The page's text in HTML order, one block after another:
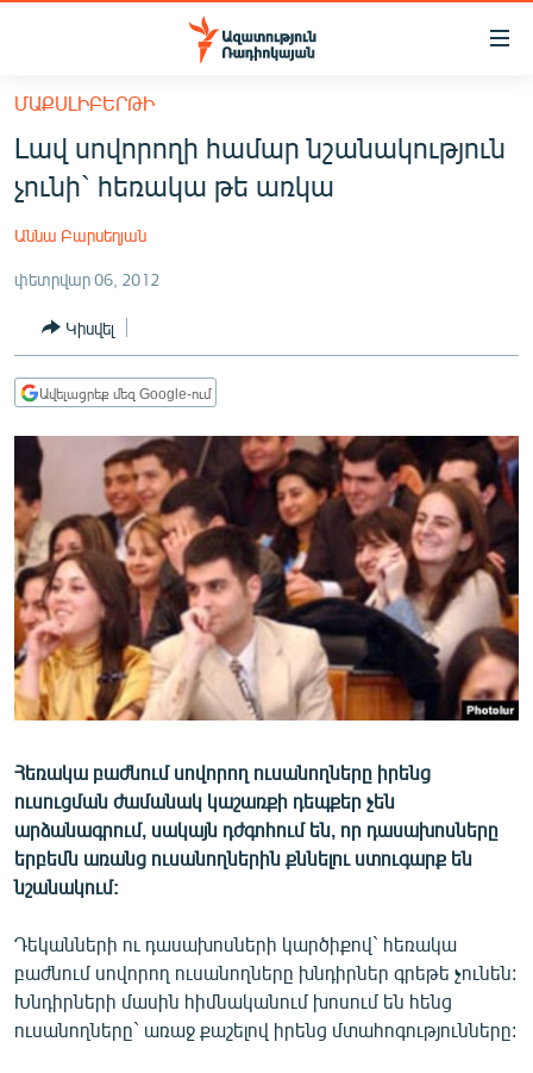
Մատչելիության
հիմնական
բովանդակությանը
Անցնել
հիմնական
մենյուին
ՀԱՅԱՍՏԱՆ
ՔԱՂԱՔԱԿԱՆ
ԸՆՏՐՈՒԹՅՈՒՆՆԵՐ 2026
ԻՐԱՎՈՒՆՔ
ՀԱՍԱՐԱԿՈՒԹՅՈՒՆ
ՏՆՏԵՍՈՒԹՅՈՒՆ
ՊԱՏԵՐԱԶՄԻ 6 ՇԱԲԱԹՆԵՐԸ
ՏԱՐԱԾԱՇՐՋԱՆ
ՄԻՋԱԶԳԱՅԻՆ
ՄՇԱԿՈՒՅԹ
ՍՊՈՐՏ
ՄԵԿՆԱԲԱՆՈՒԹՅՈՒՆ
ՏՏ ԵՒ ԻՆՏԵՐՆԵՏ
ԿՈՐՈՆԱՎԻՐՈՒՍ
ԱՐԽԻՎ
ՏԵՍԱՆՅՈՒԹԵՐ
ԲԱՆԱՎԵՃ
ՁԳՏԵԼՈՎ ԼԱՎԱԳՈՒՅՆԻՆ
ՓՈԴՔԱՍԹ
Հայերեն
ՄԱՔՍԼԻԲԵՐԹԻ
Լավ սովորողի համար նշանակություն
չունի` հեռակա թե առկա
Աննա Բարսեղյան
փետրվար 06, 2012
Կիսվել
Ավելացրեք մեզ Google-ում
Հեռակա բաժնում սովորող ուսանողները իրենց
ուսուցման ժամանակ կաշառքի դեպքեր չեն
արձանագրում, սակայն դժգոհում են, որ դասախոսները
երբեմն առանց ուսանողներին քննելու ստուգարք են
նշանակում:
Դեկանների ու դասախոսների կարծիքով` հեռակա
բաժնում սովորող ուսանողները խնդիրներ գրեթե չունեն:
Խնդիրների մասին հիմնականում խոսում են հենց
ուսանողները` առաջ քաշելով իրենց մտահոգությունները: